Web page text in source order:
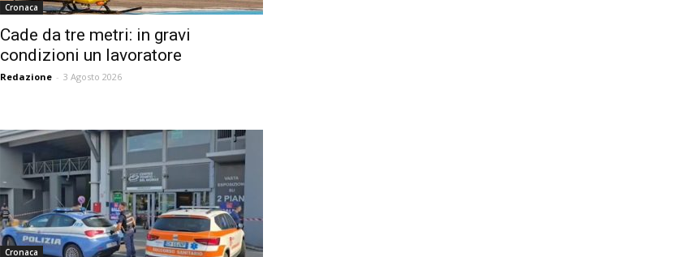
Cronaca
Cade da tre metri: in gravi
condizioni un lavoratore
Redazione - 3 Agosto 2026
Cronaca